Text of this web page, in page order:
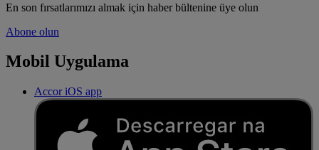
En son fırsatlarımızı almak için haber bültenine üye olun
Abone olun
Mobil Uygulama
Accor iOS app